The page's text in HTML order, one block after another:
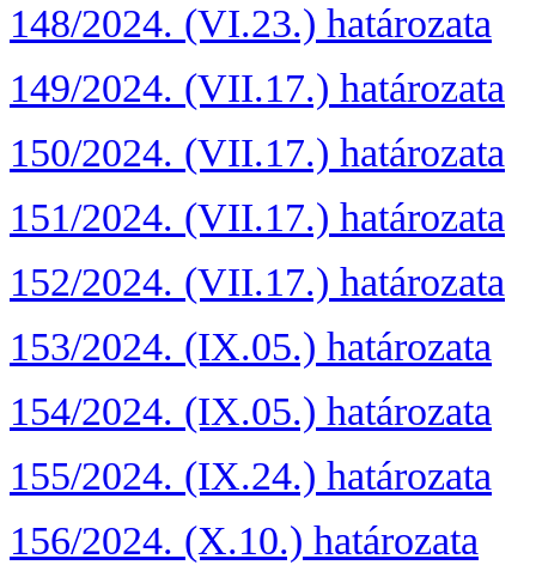
148/2024. (VI.23.) határozata
149/2024. (VII.17.) határozata
150/2024. (VII.17.) határozata
151/2024. (VII.17.) határozata
152/2024. (VII.17.) határozata
153/2024. (IX.05.) határozata
154/2024. (IX.05.) határozata
155/2024. (IX.24.) határozata
156/2024. (X.10.) határozata